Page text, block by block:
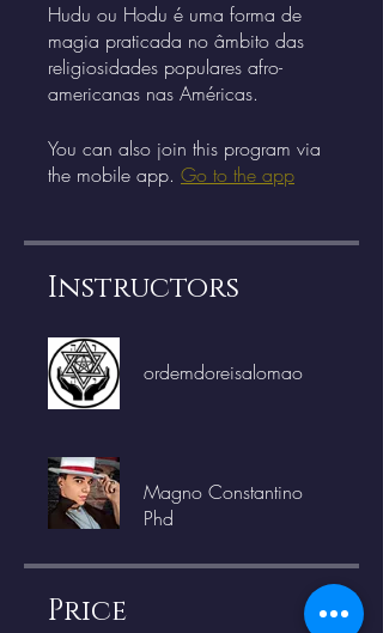
Hudu ou Hodu é uma forma de
magia praticada no âmbito das
religiosidades populares afro-
americanas nas Américas.
You can also join this program via
the mobile app. Go to the app
Instructors
ordemdoreisalomao
Magno Constantino
Phd
Price